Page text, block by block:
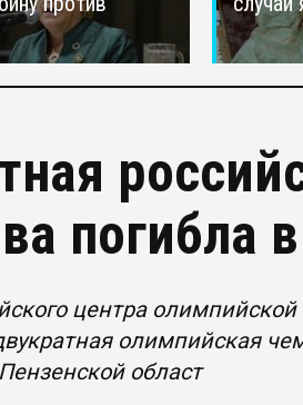
погибла
центра
олимпийская
област